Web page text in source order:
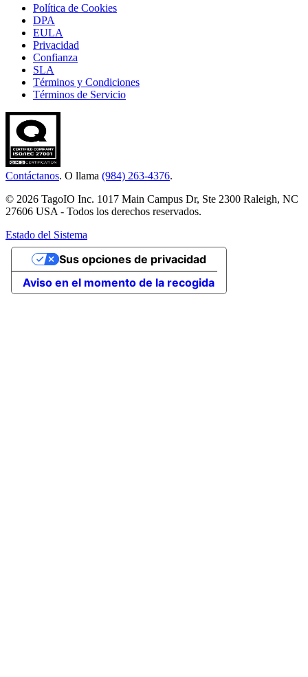
Política de Cookies
DPA
EULA
Privacidad
Confianza
SLA
Términos y Condiciones
Términos de Servicio
Contáctanos. O llama (984) 263-4376.
© 2026 TagoIO Inc. 1017 Main Campus Dr, Ste 2300 Raleigh, NC
27606 USA - Todos los derechos reservados.
Estado del Sistema
Aviso en el momento de la recogida
Sus opciones de privacidad